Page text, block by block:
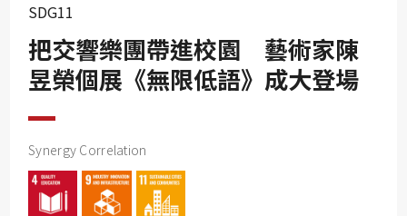
SDG11
SDG12
SDG11
把交響樂團帶進校園 藝術家陳
昱榮個展《無限低語》成大登場
Synergy Correlation